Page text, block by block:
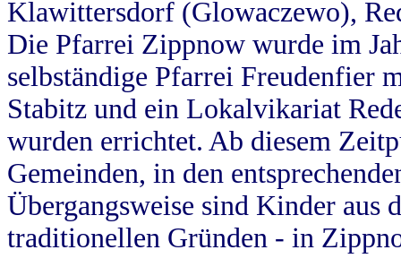
Klawittersdorf (Glowaczewo),
Die Pfarrei Zippnow wurde im
selbständige Pfarrei Freudenfier
Stabitz und ein Lokalvikariat
wurden errichtet. Ab diesem
Gemeinden, in den
Übergangsweise sind Kinder aus
traditionellen Gründen - in